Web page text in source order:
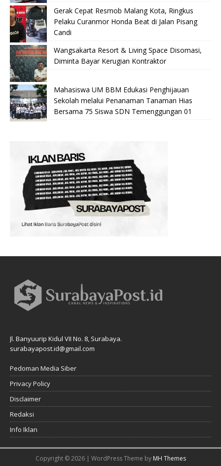
Gerak Cepat Resmob Malang Kota, Ringkus
Pelaku Curanmor Honda Beat di Jalan Pisang
Candi
Wangsakarta Resort & Living Space Disomasi,
Diminta Bayar Kerugian Kontraktor
Mahasiswa UM BBM Edukasi Penghijauan
Sekolah melalui Penanaman Tanaman Hias
Bersama 75 Siswa SDN Temenggungan 01
Jl. Banyuurip Kidul VII No. 8, Surabaya.
surabayapost.id@gmail.com
Pedoman Media Siber
Privacy Policy
Disclaimer
Redaksi
Info Iklan
Copyright © 2026 | WordPress Theme by MH Themes